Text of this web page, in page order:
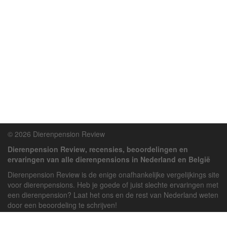
© 2026 Dierenpension Review
Dierenpension Review, recensies, beoordelingen en
ervaringen van alle dierenpensions in Nederland en België
Dierenpension Review is de enige onafhankelijke vergelijkings site
voor dierenpensions. Heb je goede of juist slechte ervaringen met
een dierenpension? Laat het ons en de rest van Nederland weten
door een beoordeling te schrijven!